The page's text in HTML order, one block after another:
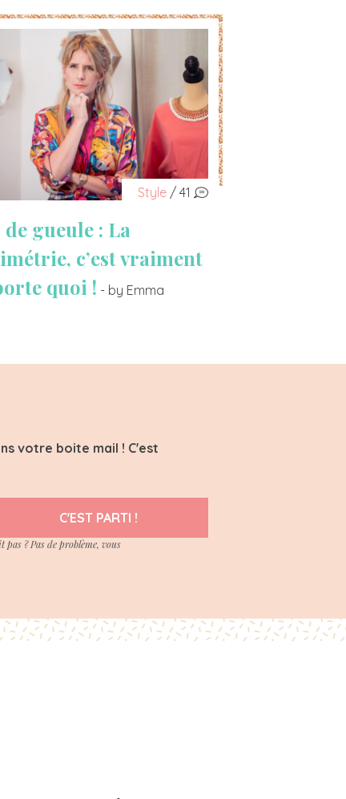
Style / 41
gueule : La
c’est vraiment
quoi ! - by Emma
votre boite mail ! C'est
C'EST PARTI !
? Pas de problème, vous